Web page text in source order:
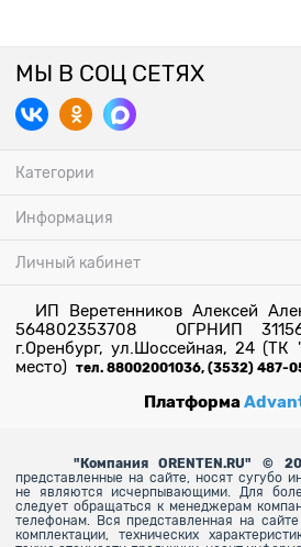
МЫ В СОЦ СЕТЯХ
Категории
Информация
Личный кабинет
ИП Веретенников Алексей
564802353708 ОГРНИП
г.Оренбург, ул.Шоссейная, 24 (ТК
место) тел. 88002001036, (3532) 487-
Платформа
" Компания ORENTEN.RU" ©
представленные на сайте, носят сугубо
не являются исчерпывающими. Для
следует обращаться к менеджерам
телефонам. Вся представленная на
комплектации, технических